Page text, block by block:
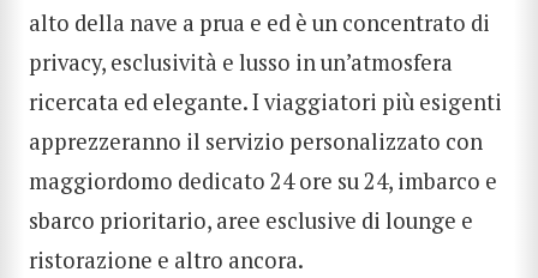
alto della nave a prua e ed è un concentrato di
privacy, esclusività e lusso in un’atmosfera
ricercata ed elegante. I viaggiatori più esigenti
apprezzeranno il servizio personalizzato con
maggiordomo dedicato 24 ore su 24, imbarco e
sbarco prioritario, aree esclusive di lounge e
ristorazione e altro ancora.